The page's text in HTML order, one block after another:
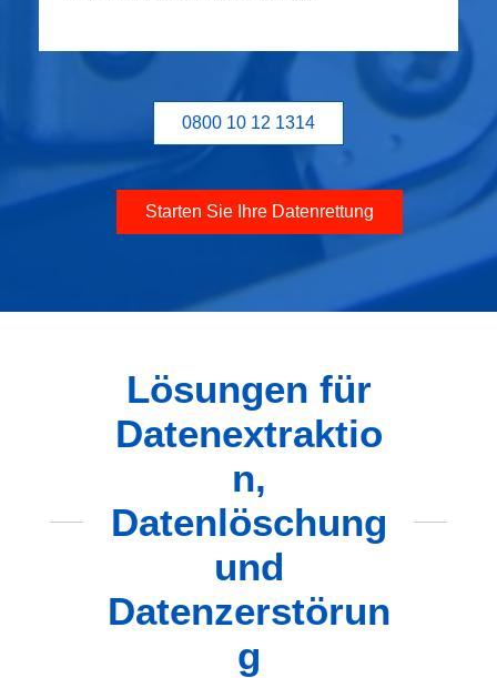
0800 10 12 1314
Starten Sie Ihre Datenrettung
Lösungen für
Datenextraktio
n,
Datenlöschung
und
Datenzerstörun
g